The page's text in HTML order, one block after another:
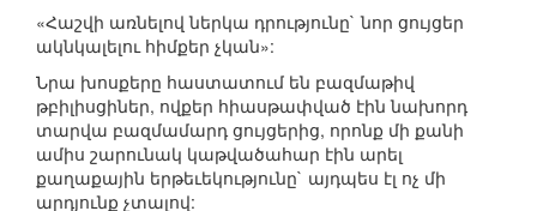
«Հաշվի առնելով ներկա դրությունը` նոր ցույցեր
ակնկալելու հիմքեր չկան»:
Նրա խոսքերը հաստատում են բազմաթիվ
թբիլիսցիներ, ովքեր հիասթափված էին նախորդ
տարվա բազմամարդ ցույցերից, որոնք մի քանի
ամիս շարունակ կաթվածահար էին արել
քաղաքային երթեւեկությունը` այդպես էլ ոչ մի
արդյունք չտալով: